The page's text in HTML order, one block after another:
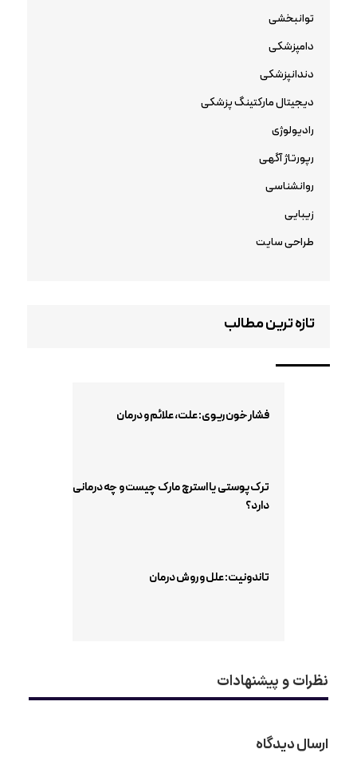
توانبخشی
دامپزشکی
دندانپزشکی
دیجیتال مارکتینگ پزشکی
رادیولوژی
رپورتاژ آگهی
روانشناسی
زیبایی
طراحی سایت
تازه ترین مطالب
فشار خون ریوی: علت، علائم و درمان
ترک پوستی یا استرچ مارک چیست و چه درمانی
دارد؟
تاندونیت: علل و روش درمان
نظرات و پیشنهادات
ارسال دیدگاه